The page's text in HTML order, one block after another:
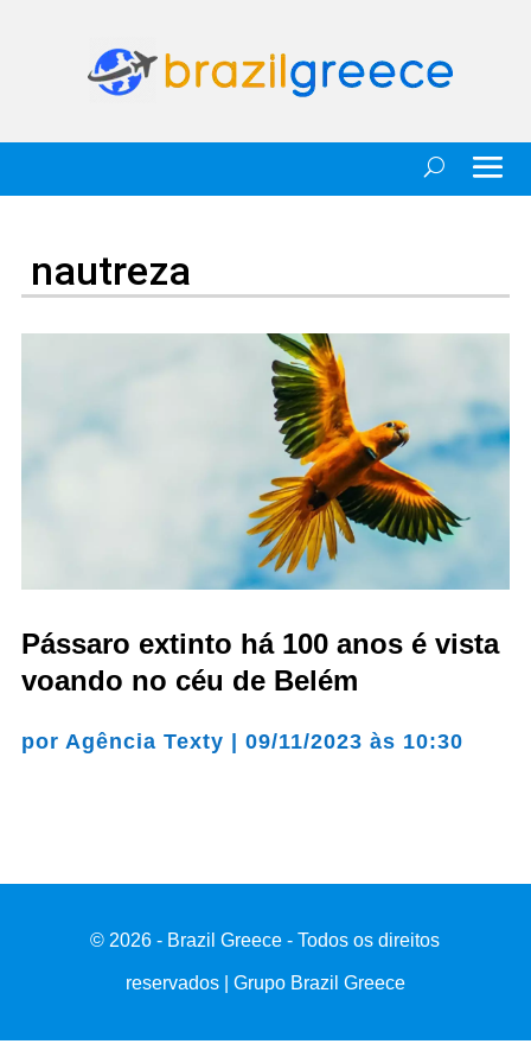
nautreza
Pássaro extinto há 100 anos é vista
voando no céu de Belém
por Agência Texty 09/11/2023 às 10:30
© 2026 - Brazil Greece - Todos os direitos
reservados | Grupo Brazil Greece